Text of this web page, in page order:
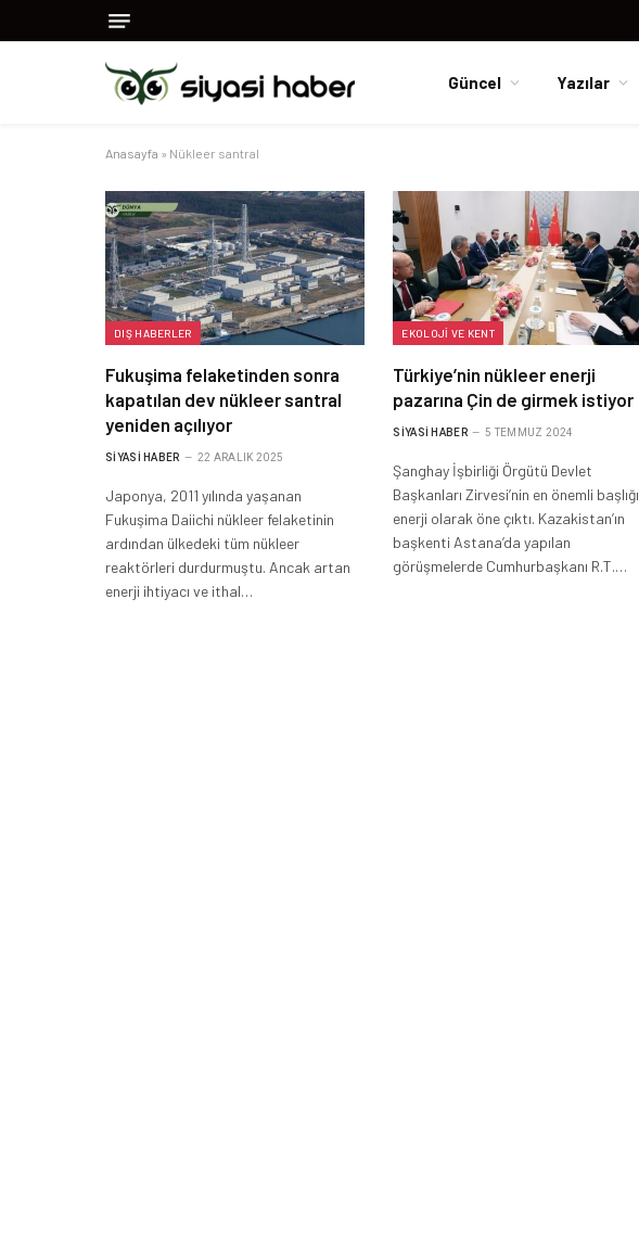
Güncel Yazılar
Anasayfa » Nükleer santral
DIŞ HABERLER
Fukuşima felaketinden sonra
kapatılan dev nükleer santral
yeniden açılıyor
SIYASI HABER 22 ARALIK 2025
Japonya, 2011 yılında yaşanan
Fukuşima Daiichi nükleer felaketinin
ardından ülkedeki tüm nükleer
reaktörleri durdurmuştu. Ancak artan
enerji ihtiyacı ve ithal…
EKOLOJI VE KENT
Türkiye’nin nükleer enerji
pazarına Çin de girmek istiyor
SIYASI HABER 5 TEMMUZ 2024
Şanghay İşbirliği Örgütü Devlet
Başkanları Zirvesi’nin en önemli başlığı
enerji olarak öne çıktı. Kazakistan’ın
başkenti Astana’da yapılan
görüşmelerde Cumhurbaşkanı R.T.…